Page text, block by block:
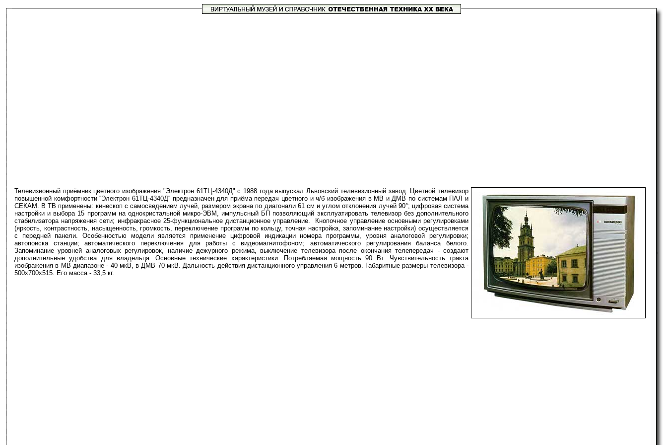
Телевизионный приёмник цветного изображения "Электрон 61ТЦ-4340Д" с 1988 года выпускал Львовский телевизионный завод. Цветной телевизор
повышенной комфортности ''Электрон 61ТЦ-4340Д'' предназначен для приёма передач цветного и ч/б изображения в МВ и ДМВ по системам ПАЛ и
СЕКАМ. В ТВ применены: кинескоп с самосведением лучей, размером экрана по диагонали 61 см и углом отклонения лучей 90°; цифровая система
настройки и выбора 15 программ на однокристальной микро-ЭВМ, импульсный БП позволяющий эксплуатировать телевизор без дополнительного
стабилизатора напряжения сети; инфракрасное 25-функциональное дистанционное управление. Кнопочное управление основными регулировками
(яркость, контрастность, насыщенность, громкость, переключение программ по кольцу, точная настройка, запоминание настройки) осуществляется
с передней панели. Особенностью модели является применение цифровой индикации номера программы, уровня аналоговой регулировки;
автопоиска станции; автоматического переключения для работы с видеомагнитофоном; автоматического регулирования баланса белого.
Запоминание уровней аналоговых регулировок, наличие дежурного режима, выключение телевизора после окончания телепередач - создают
дополнительные удобства для владельца. Основные технические характеристики: Потребляемая мощность 90 Вт. Чувствительность тракта
изображения в МВ диапазоне - 40 мкВ, в ДМВ 70 мкВ. Дальность действия дистанционного управления 6 метров. Габаритные размеры телевизора -
500х700х515. Его масса - 33,5 кг.